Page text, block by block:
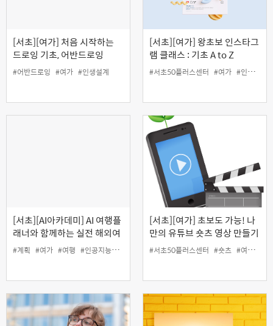
[서초][여가] 처음 시작하는
드로잉 기초, 어반드로잉
#어반드로잉 #여가 #인생설계
[서초][여가] 왕초보 인스타그
램 클래스 : 기초 A to Z
#서초50플러스센터 #여가 #인생설계
[서초][AI아카데미] AI 여행플
래너와 함께하는 실전 해외여
행 준비
#계획 #여가 #여행 #인공지능 #인생설계
[서초][여가] 초보도 가능! 나
만의 유튜브 숏츠 영상 만들기
#서초50플러스센터 #숏츠 #여가